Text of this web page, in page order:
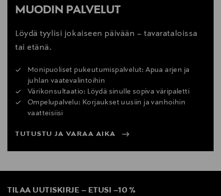
MUODIN PALVELUT
Löydä tyylisi jokaiseen päivään – tavarataloissa
tai etänä.
Monipuoliset pukeutumispalvelut: Apua arjen ja
juhlan vaatevalintoihin
Värikonsultaatio: Löydä sinulle sopiva väripaletti
Ompelupalvelu: Korjaukset uusiin ja vanhoihin
vaatteisiisi
TUTUSTU JA VARAA AIKA
TILAA UUTISKIRJE – ETUSI –10 %